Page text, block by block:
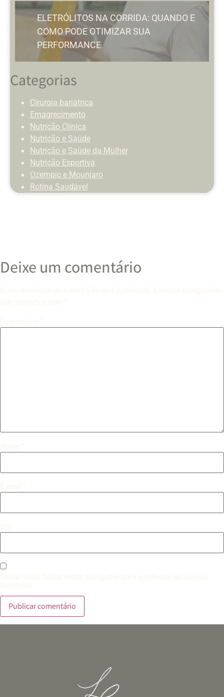
ELETRÓLITOS NA CORRIDA: QUANDO E
COMO PODE OTIMIZAR SUA
PERFORMANCE
Categorias
Cirurgia bariátrica
Emagrecimento
Nutrição Clínica
Nutrição e Saúde
Nutrição e Saúde da Mulher
Nutrição Esportiva
Ozempic e Mounjaro
Rotina Saudável
Deixe um comentário